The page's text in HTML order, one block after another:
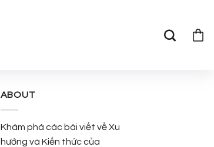
ABOUT
Khám phá các bài viết về Xu
hướng và Kiến thức của